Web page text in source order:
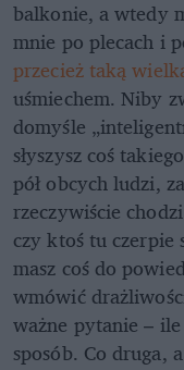
balkonie, a wtedy
mnie po plecach i
przecież taką
uśmiechem. Niby
domyśle
słyszysz coś
pół obcych ludzi,
rzeczywiście
czy ktoś tu czerpie
masz coś do
wmówić
ważne pytanie –
sposób. Co druga,